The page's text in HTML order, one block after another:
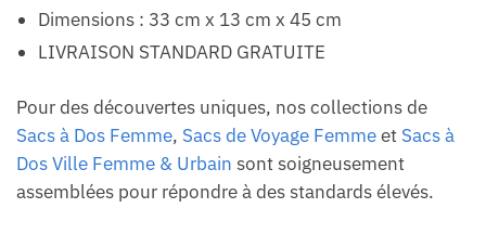
Dimensions : 33 cm x 13 cm x 45 cm
LIVRAISON STANDARD GRATUITE
Pour des découvertes uniques, nos collections de
Sacs à Dos Femme, Sacs de Voyage Femmeet Sacs à
Dos Ville Femme & Urbain sont soigneusement
assemblées pour répondre à des standards élevés.